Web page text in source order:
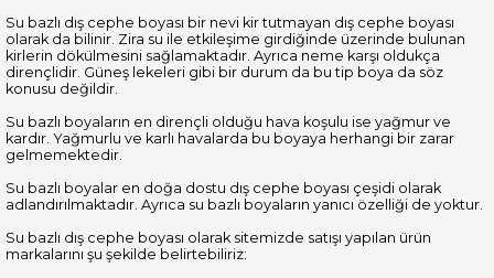
Su bazlı dış cephe boyası bir nevi kir tutmayan dış cephe boyası
olarak da bilinir. Zira su ile etkileşime girdiğinde üzerinde bulunan
kirlerin dökülmesini sağlamaktadır. Ayrıca neme karşı oldukça
dirençlidir. Güneş lekeleri gibi bir durum da bu tip boya da söz
konusu değildir.
Su bazlı boyaların en dirençli olduğu hava koşulu ise yağmur ve
kardır. Yağmurlu ve karlı havalarda bu boyaya herhangi bir zarar
gelmemektedir.
Su bazlı boyalar en doğa dostu dış cephe boyası çeşidi olarak
adlandırılmaktadır. Ayrıca su bazlı boyaların yanıcı özelliği de yoktur.
Su bazlı dış cephe boyası olarak sitemizde satışı yapılan ürün
markalarını şu şekilde belirtebiliriz: